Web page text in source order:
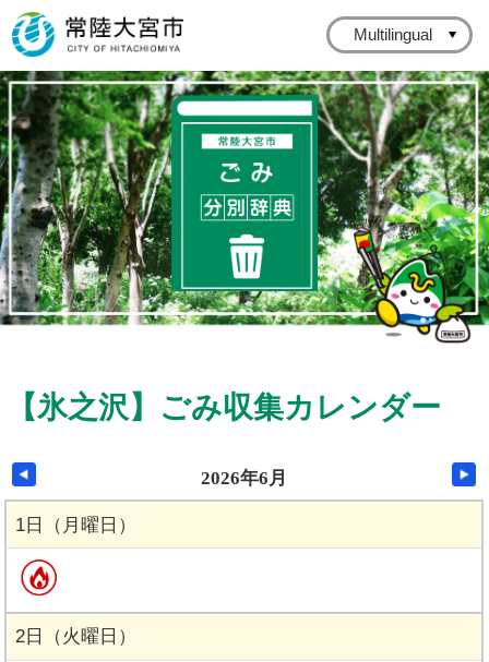
常陸大宮市ごみ分
常陸大宮市公式ホームページ
Multilingual
【氷之沢】 ごみ収集カレンダー
2026年6月
1日（月曜日）
2日（火曜日）